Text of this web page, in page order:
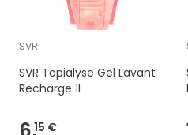
SVR
SVR Topialyse Gel Lavant
Recharge 1L
15 €